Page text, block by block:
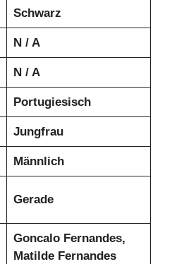
Schwarz
N / A
N / A
Portugiesisch
Jungfrau
Männlich
Gerade
Goncalo Fernandes,
Matilde Fernandes